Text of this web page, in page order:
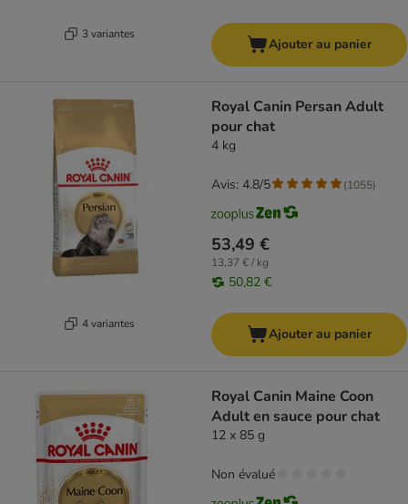
3 variantes
Ajouter au panier
4 variantes
Royal Canin Persan Adult
pour chat
4 kg
53,49 €
13,37 € / kg
50,82 €
Avis: 4.8/5 (1055)
Ajouter au panier
Royal Canin Maine Coon
Adult en sauce pour chat
12 x 85 g
Non évalué